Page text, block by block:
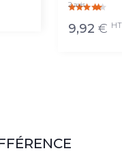
2 avis
9,92 € HT